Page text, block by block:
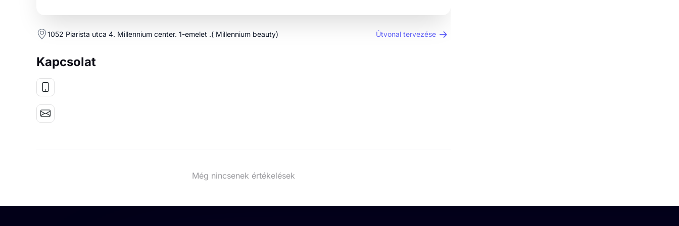
1052 Piarista utca 4. Millennium center. 1-emelet .( Millennium beauty) Útvonal tervezése
Kapcsolat
Még nincsenek értékelések